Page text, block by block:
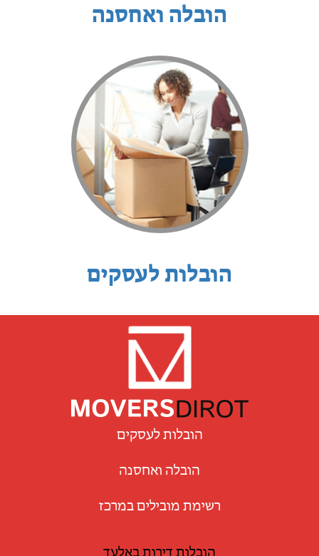
הובלה ואחסנה
הובלות לעסקים
הובלות לעסקים
הובלה ואחסנה
רשימת מובילים במרכז
הובלות דירות באלעד